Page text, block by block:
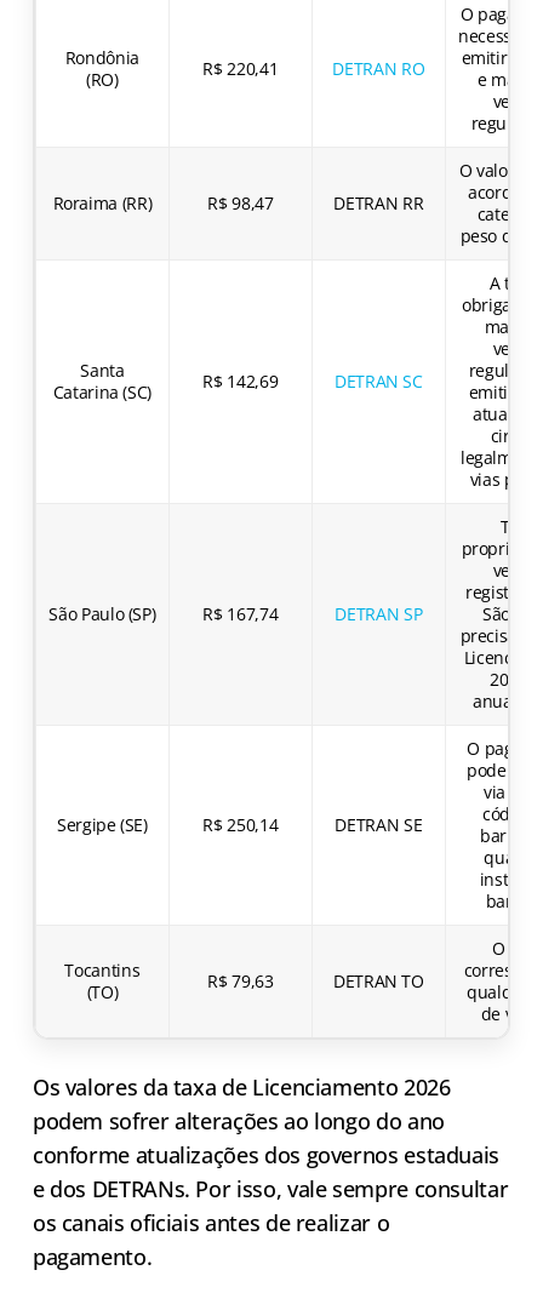
Rondônia
(RO)
R$ 220,41 DETRAN RO
O
emitir o
e
Roraima (RR) R$ 98,47 DETRAN RR
O valor
acordo
peso do
Santa
Catarina (SC)
R$ 142,69 DETRAN SC
A taxa
emitir o
vias
São Paulo (SP) R$ 167,74 DETRAN SP
Todo
São
precisa
2026
Sergipe (SE) R$ 250,14 DETRAN SE
O
pode ser
via Pix
código
barras
Tocantins
(TO)
R$ 79,63 DETRAN TO
O
qualquer
de
Os valores da taxa de Licenciamento 2026
podem sofrer alterações ao longo do ano
conforme atualizações dos governos estaduais
e dos DETRANs. Por isso, vale sempre consultar
os canais oficiais antes de realizar o
pagamento.